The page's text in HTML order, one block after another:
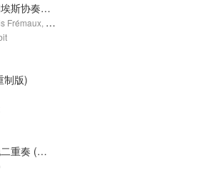
罗德里戈: 阿兰胡埃斯协奏曲 & 绅士幻想曲 - 阿尔贝尼斯: 吉他改编作品集
John Williams, Louis Frémaux, The Philharmonia Orchestra
制版)
孔特雷拉斯: 吉他二重奏 (南美二重奏)